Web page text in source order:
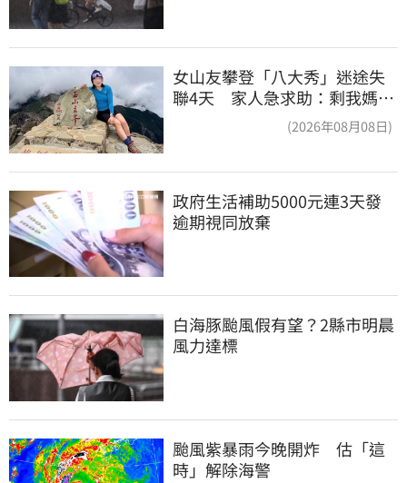
女山友攀登「八大秀」迷途失
聯4天 家人急求助：剩我媽還
(2026年08月08日)
政府生活補助5000元連3天發
逾期視同放棄
白海豚颱風假有望？2縣市明晨
風力達標
颱風紫暴雨今晚開炸　估「這
時」解除海警